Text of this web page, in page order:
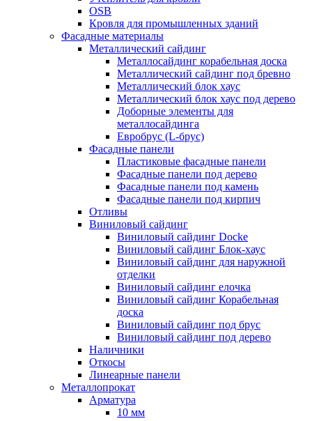
OSB
Кровля для промышленных зданий
Фасадные материалы
Металлический сайдинг
Металлосайдинг корабельная доска
Металлический сайдинг под бревно
Металлический блок хаус
Металлический блок хаус под дерево
Доборные элементы для
металлосайдинга
Евробрус (L-брус)
Фасадные панели
Пластиковые фасадные панели
Фасадные панели под дерево
Фасадные панели под камень
Фасадные панели под кирпич
Отливы
Виниловый сайдинг
Виниловый сайдинг Docke
Виниловый сайдинг Блок-хаус
Виниловый сайдинг для наружной
отделки
Виниловый сайдинг елочка
Виниловый сайдинг Корабельная
доска
Виниловый сайдинг под брус
Виниловый сайдинг под дерево
Наличники
Откосы
Линеарные панели
Металлопрокат
Арматура
10 мм